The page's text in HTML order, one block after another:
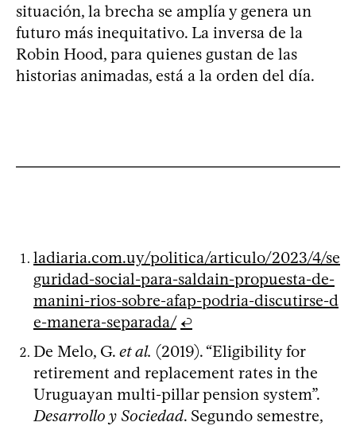
situación, la brecha se amplía y genera un
futuro más inequitativo. La inversa de la
Robin Hood, para quienes gustan de las
historias animadas, está a la orden del día.
ladiaria.com.uy/politica/articulo/2023/4/se
guridad-social-para-saldain-propuesta-de-
manini-rios-sobre-afap-podria-discutirse-d
e-manera-separada/ ↩
De Melo, G. et al. (2019). “Eligibility for
retirement and replacement rates in the
Uruguayan multi-pillar pension system”.
Desarrollo y Sociedad. Segundo semestre,